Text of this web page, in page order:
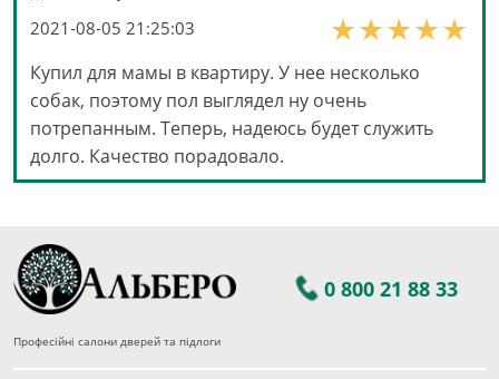
2021-08-05 21:25:03
Купил для мамы в квартиру. У нее несколько
собак, поэтому пол выглядел ну очень
потрепанным. Теперь, надеюсь будет служить
долго. Качество порадовало.
0 800 21 88 33
Професійні салони дверей та підлоги